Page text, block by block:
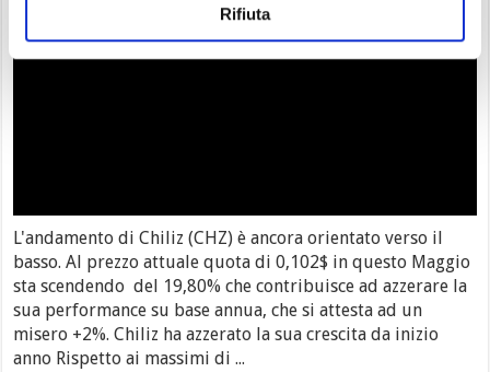
Rifiuta
L'andamento di Chiliz (CHZ) è ancora orientato verso il
basso. Al prezzo attuale quota di 0,102$ in questo Maggio
sta scendendo del 19,80% che contribuisce ad azzerare la
sua performance su base annua, che si attesta ad un
misero +2%. Chiliz ha azzerato la sua crescita da inizio
anno Rispetto ai massimi di ...